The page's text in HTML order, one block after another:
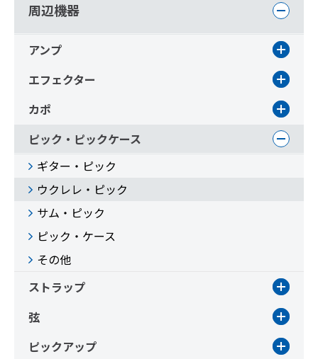
周辺機器
アンプ
エフェクター
カポ
ピック・ピックケース
ギター・ピック
ウクレレ・ピック
サム・ピック
ピック・ケース
その他
ストラップ
弦
ピックアップ